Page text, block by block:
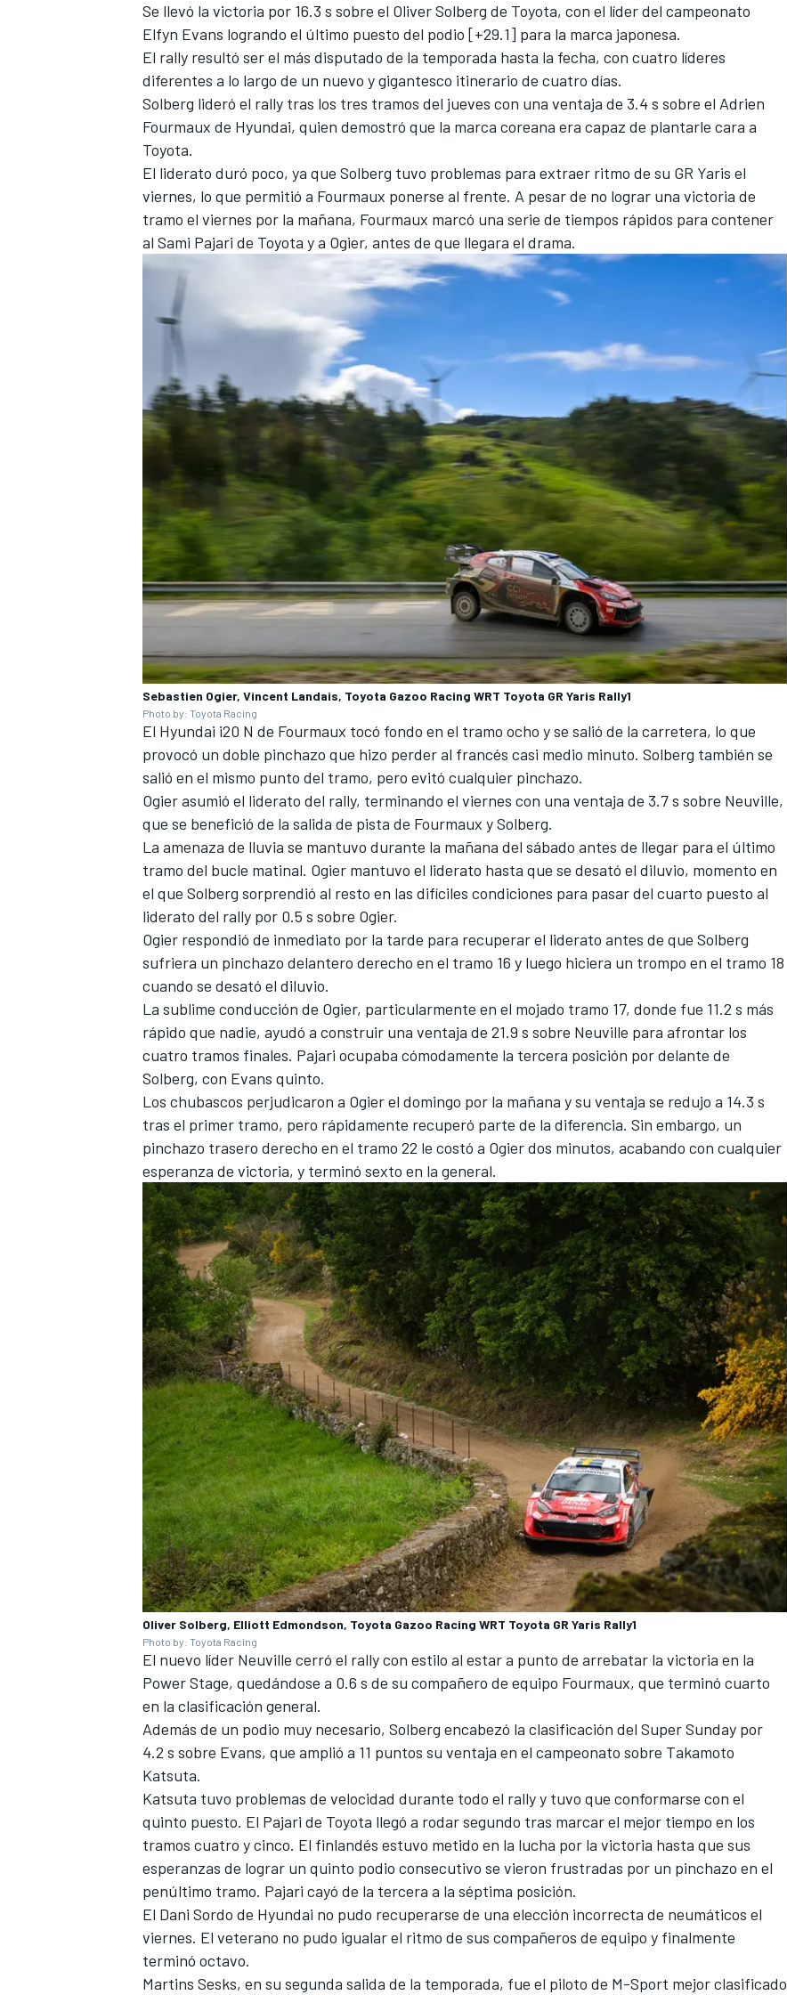
FÓRMULA E
MÁS CATEGORÍAS
Se llevó la victoria por 16.3 s sobre el Oliver Solberg de Toyota, con el líder del campeonato
Elfyn Evans logrando el último puesto del podio [+29.1] para la marca japonesa.
El rally resultó ser el más disputado de la temporada hasta la fecha, con cuatro líderes
diferentes a lo largo de un nuevo y gigantesco itinerario de cuatro días.
Solberg lideró el rally tras los tres tramos del jueves con una ventaja de 3.4 s sobre el Adrien
Fourmaux de Hyundai, quien demostró que la marca coreana era capaz de plantarle cara a
Toyota.
El liderato duró poco, ya que Solberg tuvo problemas para extraer ritmo de su GR Yaris el
viernes, lo que permitió a Fourmaux ponerse al frente. A pesar de no lograr una victoria de
tramo el viernes por la mañana, Fourmaux marcó una serie de tiempos rápidos para contener
al Sami Pajari de Toyota y a Ogier, antes de que llegara el drama.
Sebastien Ogier, Vincent Landais, Toyota Gazoo Racing WRT Toyota GR Yaris Rally1
Photo by: Toyota Racing
El Hyundai i20 N de Fourmaux tocó fondo en el tramo ocho y se salió de la carretera, lo que
provocó un doble pinchazo que hizo perder al francés casi medio minuto. Solberg también se
salió en el mismo punto del tramo, pero evitó cualquier pinchazo.
Ogier asumió el liderato del rally, terminando el viernes con una ventaja de 3.7 s sobre Neuville,
que se benefició de la salida de pista de Fourmaux y Solberg.
La amenaza de lluvia se mantuvo durante la mañana del sábado antes de llegar para el último
tramo del bucle matinal. Ogier mantuvo el liderato hasta que se desató el diluvio, momento en
el que Solberg sorprendió al resto en las difíciles condiciones para pasar del cuarto puesto al
liderato del rally por 0.5 s sobre Ogier.
Ogier respondió de inmediato por la tarde para recuperar el liderato antes de que Solberg
sufriera un pinchazo delantero derecho en el tramo 16 y luego hiciera un trompo en el tramo 18
cuando se desató el diluvio.
La sublime conducción de Ogier, particularmente en el mojado tramo 17, donde fue 11.2 s más
rápido que nadie, ayudó a construir una ventaja de 21.9 s sobre Neuville para afrontar los
cuatro tramos finales. Pajari ocupaba cómodamente la tercera posición por delante de
Solberg, con Evans quinto.
Los chubascos perjudicaron a Ogier el domingo por la mañana y su ventaja se redujo a 14.3 s
tras el primer tramo, pero rápidamente recuperó parte de la diferencia. Sin embargo, un
pinchazo trasero derecho en el tramo 22 le costó a Ogier dos minutos, acabando con cualquier
esperanza de victoria, y terminó sexto en la general.
Oliver Solberg, Elliott Edmondson, Toyota Gazoo Racing WRT Toyota GR Yaris Rally1
Photo by: Toyota Racing
El nuevo líder Neuville cerró el rally con estilo al estar a punto de arrebatar la victoria en la
Power Stage, quedándose a 0.6 s de su compañero de equipo Fourmaux, que terminó cuarto
en la clasificación general.
Además de un podio muy necesario, Solberg encabezó la clasificación del Super Sunday por
4.2 s sobre Evans, que amplió a 11 puntos su ventaja en el campeonato sobre Takamoto
Katsuta.
Katsuta tuvo problemas de velocidad durante todo el rally y tuvo que conformarse con el
quinto puesto. El Pajari de Toyota llegó a rodar segundo tras marcar el mejor tiempo en los
tramos cuatro y cinco. El finlandés estuvo metido en la lucha por la victoria hasta que sus
esperanzas de lograr un quinto podio consecutivo se vieron frustradas por un pinchazo en el
penúltimo tramo. Pajari cayó de la tercera a la séptima posición.
El Dani Sordo de Hyundai no pudo recuperarse de una elección incorrecta de neumáticos el
viernes. El veterano no pudo igualar el ritmo de sus compañeros de equipo y finalmente
terminó octavo.
Martins Sesks, en su segunda salida de la temporada, fue el piloto de M-Sport mejor clasificado